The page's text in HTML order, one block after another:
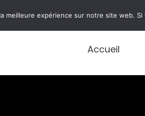
0474 77
Accueil
meilleure expérience sur notre site web.